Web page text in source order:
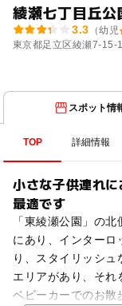
綾瀬七丁目丘公
3.3 （幼児
東京都足立区綾瀬7-15-
スポット情
TOP 詳細情報
小さな子供連れ
最適です
「東綾瀬公園」の
にあり、インターロ
り、スタイリッシ
エリアがあり、それ
ベビーカーでのお散